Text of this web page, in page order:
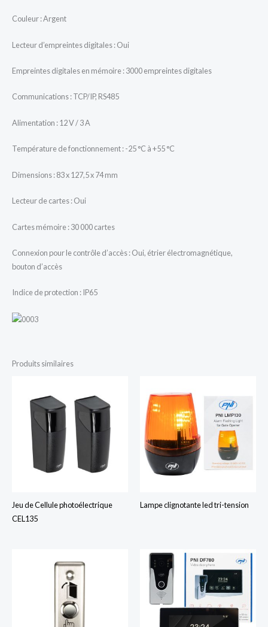
Couleur : Argent
Lecteur d’empreintes digitales : Oui
Empreintes digitales en mémoire : 3000 empreintes digitales
Communications : TCP/IP, RS485
Alimentation : 12 V / 3 A
Température de fonctionnement : -25 °C à +55 °C
Dimensions : 83 x 127,5 x 74 mm
Lecteur de cartes : Oui
Cartes mémoire : 30 000 cartes
Connexion pour le contrôle d’accès : Oui, étrier électromagnétique,
bouton d’accès
Indice de protection : IP65
Produits similaires
Jeu de Cellule photoélectrique
CEL135
Lampe clignotante led tri-tension